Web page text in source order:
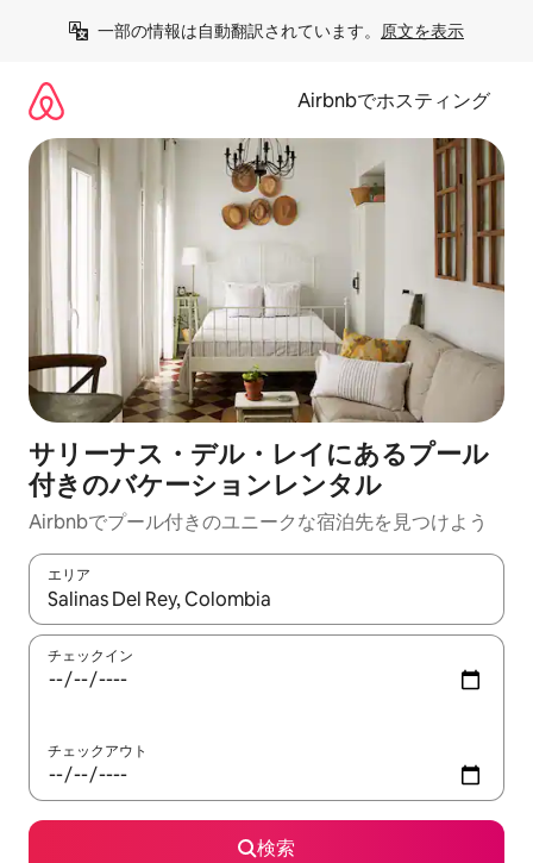
一部の情報は自動翻訳されています。 原文を表示
Airbnbでホスティング
サリーナス・デル・レイにあるプール
付きのバケーションレンタル
Airbnbでプール付きのユニークな宿泊先を見つけよう
エリア
検索結果が表示されたら、上下の矢印キーを使って移動するか
チェックイン
チェックアウト
検索